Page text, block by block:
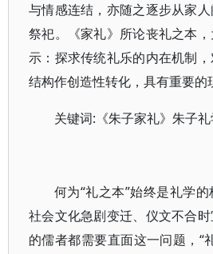
与情感连结，亦随之逐步从家
祭祀。《家礼》所论丧礼之本
示：探求传统礼乐的内在机制
结构作创造性转化，具有重要的
关键词:《朱子家礼》朱子
何为“礼之本”始终是礼学
社会文化急剧变迁、仪文不合
的儒者都需要直面这一问题，“